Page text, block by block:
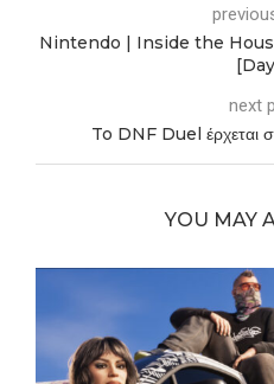
Nintendo | Inside the
next
To DNF Duel
YOU MAY